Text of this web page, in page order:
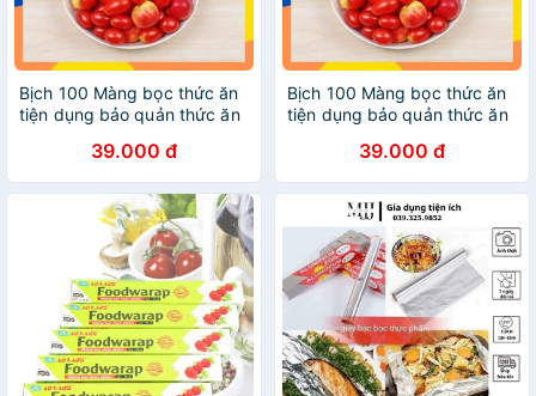
Bịch 100 Màng bọc thức ăn
tiện dụng bảo quản thức ăn
39.000 đ
Bịch 100 Màng bọc thức ăn
tiện dụng bảo quản thức ăn
39.000 đ